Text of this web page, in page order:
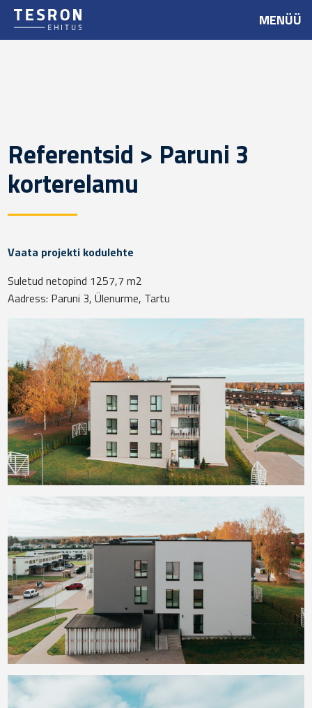
MENÜÜ
Referentsid > Paruni 3
korterelamu
Vaata projekti kodulehte
Suletud netopind 1257,7 m2
Aadress: Paruni 3, Ülenurme, Tartu